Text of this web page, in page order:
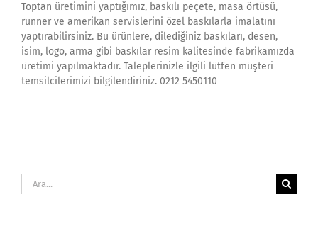
Toptan üretimini yaptığımız, baskılı peçete, masa örtüsü,
runner ve amerikan servislerini özel baskılarla imalatını
yaptırabilirsiniz. Bu ürünlere, dilediğiniz baskıları, desen,
isim, logo, arma gibi baskılar resim kalitesinde fabrikamızda
üretimi yapılmaktadır. Taleplerinizle ilgili lütfen müşteri
temsilcilerimizi bilgilendiriniz. 0212 5450110
Ara: